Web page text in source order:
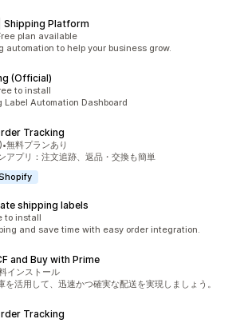
Shipping Platform
：477件plan available
automation to help your business grow.
(Official)
：117件
to install
Label Automation Dashboard
Tracking
：3842件
•無料プランあり
アプリ：注文追跡、返品・交換も簡単
shipping labels
：7件
to install
and save time with easy order integration.
and Buy with Prime
：74件
インストール
活用して、迅速かつ確実な配送を実現しましょう。
Tracking